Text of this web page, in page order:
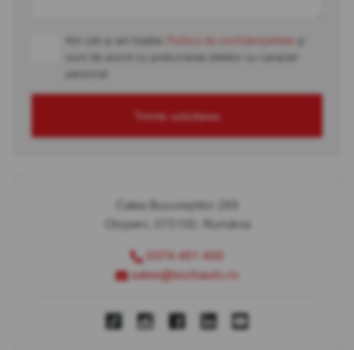
Am citit și am înțeles Politica de confidențialitate
sunt de acord cu prelucrarea datelor cu caracter
personal
Trimite solicitarea
Calea Bucureștilor 289
Otopeni, 075100, România
0374 451 400
sales@bcchauto.ro